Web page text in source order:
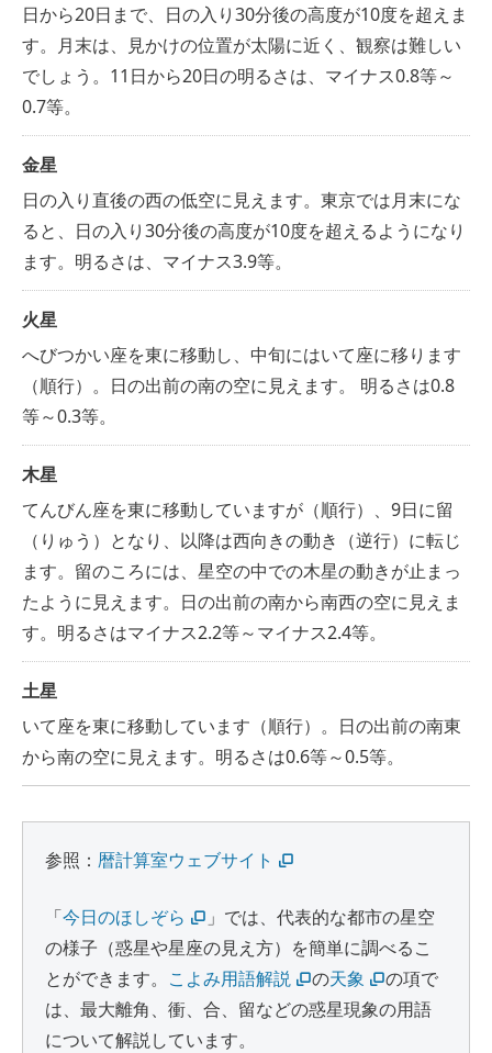
日から20日まで、日の入り30分後の高度が10度を超えま
す。月末は、見かけの位置が太陽に近く、観察は難しい
でしょう。11日から20日の明るさは、マイナス0.8等～
0.7等。
金星
日の入り直後の西の低空に見えます。東京では月末にな
ると、日の入り30分後の高度が10度を超えるようになり
ます。明るさは、マイナス3.9等。
火星
へびつかい座を東に移動し、中旬にはいて座に移ります
（順行）。日の出前の南の空に見えます。 明るさは0.8
等～0.3等。
木星
てんびん座を東に移動していますが（順行）、9日に留
（りゅう）となり、以降は西向きの動き（逆行）に転じ
ます。留のころには、星空の中での木星の動きが止まっ
たように見えます。日の出前の南から南西の空に見えま
す。明るさはマイナス2.2等～マイナス2.4等。
土星
いて座を東に移動しています（順行）。日の出前の南東
から南の空に見えます。明るさは0.6等～0.5等。
参照： 暦計算室ウェブサイト
「今日のほしぞら
」では、代表的な都市の星空
の様子（惑星や星座の見え方）を簡単に調べるこ
とができます。 こよみ用語解説 の天象
の項で
は、最大離角、衝、合、留などの惑星現象の用語
について解説しています。